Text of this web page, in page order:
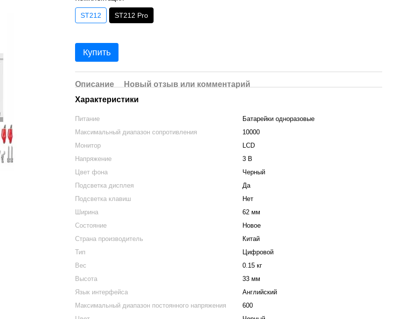
ST212 ST212 Pro
Купить
Описание
Новый отзыв или комментарий
Характеристики
Питание
Батарейки одноразовые
Максимальный диапазон сопротивления
10000
Монитор
LCD
Напряжение
3 В
Цвет фона
Черный
Подсветка дисплея
Да
Подсветка клавиш
Нет
Ширина
62 мм
Состояние
Новое
Страна производитель
Китай
Тип
Цифровой
Вес
0.15 кг
Высота
33 мм
Язык интерфейса
Английский
Максимальный диапазон постоянного напряжения
600